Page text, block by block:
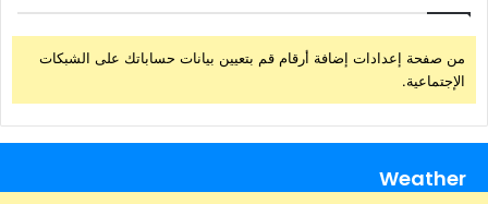
من صفحة إعدادات إضافة أرقام قم بتعيين بيانات حساباتك على الشبكات
الإجتماعية.
Weather